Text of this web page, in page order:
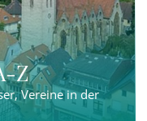
Z
Vereine in der